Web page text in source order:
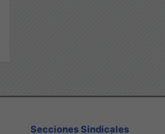
Secciones Sindicales